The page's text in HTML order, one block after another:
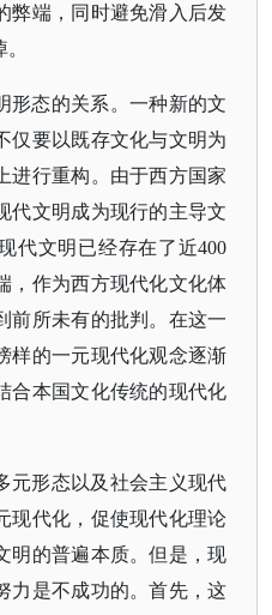
弊端，同时避免滑入后发
形态的关系。一种新的文
仅要以既存文化与文明为
进行重构。由于西方国家
代文明成为现行的主导文
代文明已经存在了近400
，作为西方现代化文化体
前所未有的批判。在这一
样的一元现代化观念逐渐
合本国文化传统的现代化
元形态以及社会主义现代
现代化，促使现代化理论
明的普遍本质。但是，现
力是不成功的。首先，这